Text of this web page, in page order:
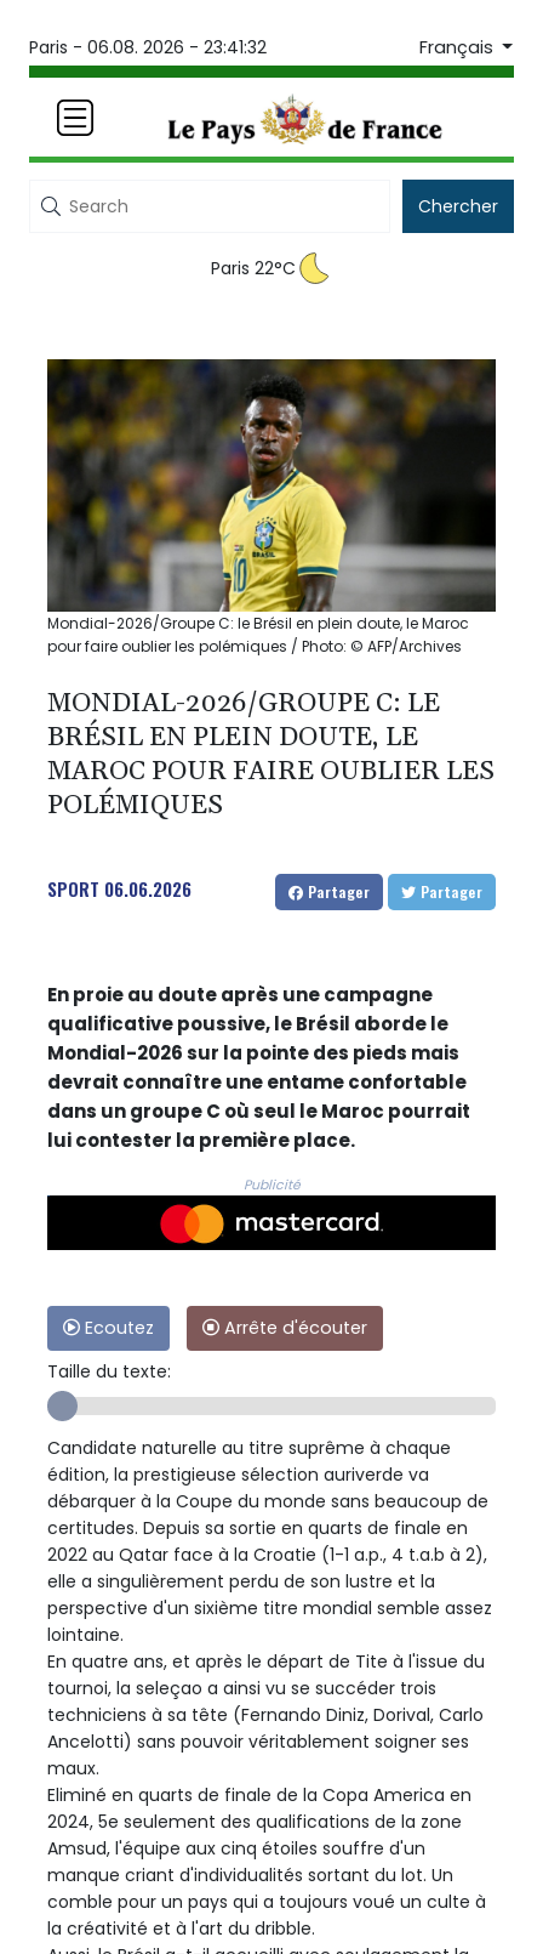
Paris - 06.08. 2026 - 23:41:32 Français
Chercher
Paris 22°C
Mondial-2026/Groupe C: le Brésil en plein doute, le Maroc
pour faire oublier les polémiques / Photo: © AFP/Archives
MONDIAL-2026/GROUPE C: LE
BRÉSIL EN PLEIN DOUTE, LE
MAROC POUR FAIRE OUBLIER LES
POLÉMIQUES
SPORT 06.06.2026 Partager Partager
En proie au doute après une campagne
qualificative poussive, le Brésil aborde le
Mondial-2026 sur la pointe des pieds mais
devrait connaître une entame confortable
dans un groupe C où seul le Maroc pourrait
lui contester la première place.
Publicité
Ecoutez
Arrête d'écouter
Taille du texte:
Candidate naturelle au titre suprême à chaque
édition, la prestigieuse sélection auriverde va
débarquer à la Coupe du monde sans beaucoup de
certitudes. Depuis sa sortie en quarts de finale en
2022 au Qatar face à la Croatie (1-1 a.p., 4 t.a.b à 2),
elle a singulièrement perdu de son lustre et la
perspective d'un sixième titre mondial semble assez
lointaine.
En quatre ans, et après le départ de Tite à l'issue du
tournoi, la seleçao a ainsi vu se succéder trois
techniciens à sa tête (Fernando Diniz, Dorival, Carlo
Ancelotti) sans pouvoir véritablement soigner ses
maux.
Eliminé en quarts de finale de la Copa America en
2024, 5e seulement des qualifications de la zone
Amsud, l'équipe aux cinq étoiles souffre d'un
manque criant d'individualités sortant du lot. Un
comble pour un pays qui a toujours voué un culte à
la créativité et à l'art du dribble.